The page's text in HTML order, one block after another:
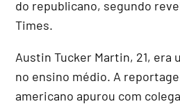
do republicano, segundo
Times.
Austin Tucker Martin, 21, era
no ensino médio. A
americano apurou com